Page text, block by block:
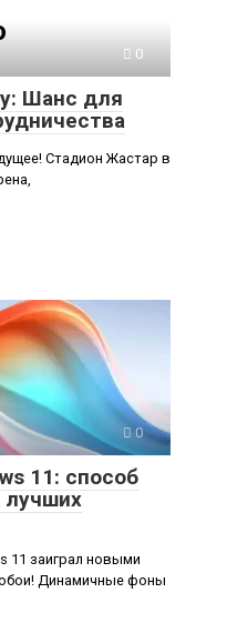
0
Шанс для
Стадион Жастар в
0
11: способ
лучших
11 заиграл новыми
Динамичные фоны